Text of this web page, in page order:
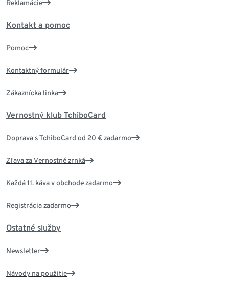
Reklamácie
Kontakt a pomoc
Pomoc
Kontaktný formulár
Zákaznícka linka
Vernostný klub TchiboCard
Doprava s TchiboCard od 20 € zadarmo
Zľava za Vernostné zrnká
Každá 11. káva v obchode zadarmo
Registrácia zadarmo
Ostatné služby
Newsletter
Návody na použitie